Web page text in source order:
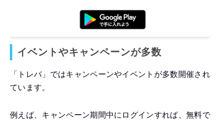
イベントやキャンペーンが多数
「トレバ」ではキャンペーンやイベントが多数開催され
ています。
例えば、キャンペーン期間中にログインすれば、無料で